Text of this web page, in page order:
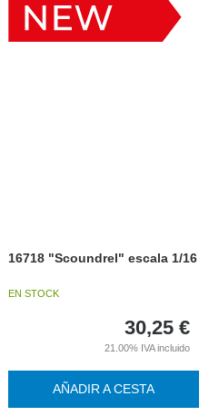
16718 "Scoundrel" escala 1/16
EN STOCK
30,25 €
21.00% IVA incluido
AÑADIR A CESTA